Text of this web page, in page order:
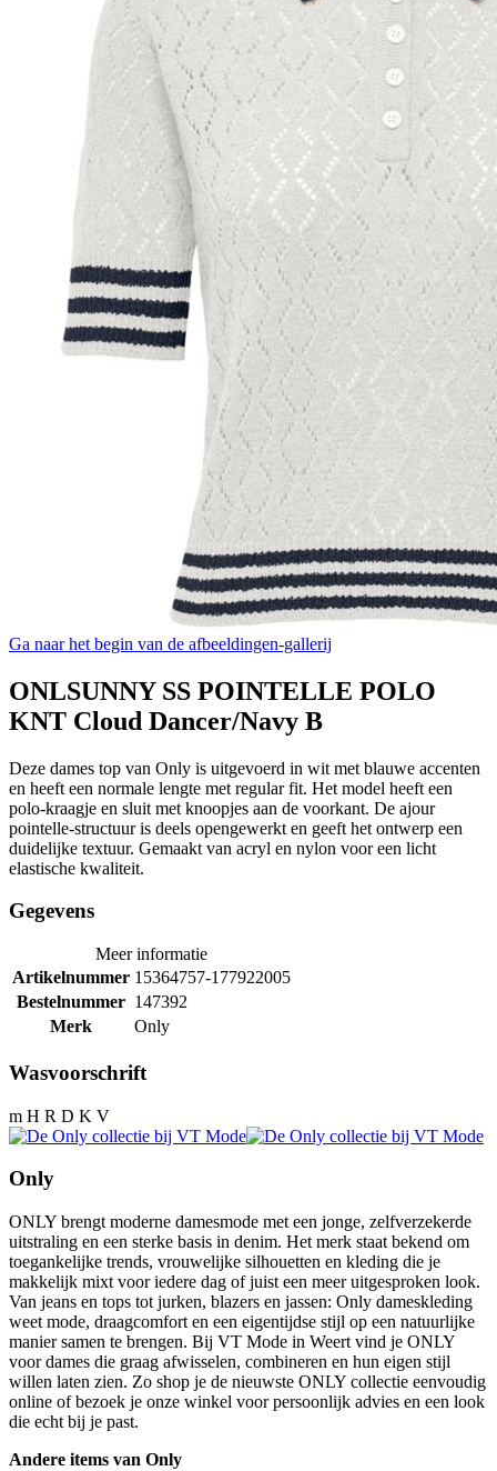
Ga naar het begin van de afbeeldingen-gallerij
ONLSUNNY SS POINTELLE POLO
KNT Cloud Dancer/Navy B
Deze dames top van Only is uitgevoerd in wit met blauwe accenten
en heeft een normale lengte met regular fit. Het model heeft een
polo-kraagje en sluit met knoopjes aan de voorkant. De ajour
pointelle-structuur is deels opengewerkt en geeft het ontwerp een
duidelijke textuur. Gemaakt van acryl en nylon voor een licht
elastische kwaliteit.
Gegevens
Meer informatie
Artikelnummer 15364757-177922005
Bestelnummer 147392
Merk
Only
Wasvoorschrift
m H R D K V
Only
ONLY brengt moderne damesmode met een jonge, zelfverzekerde
uitstraling en een sterke basis in denim. Het merk staat bekend om
toegankelijke trends, vrouwelijke silhouetten en kleding die je
makkelijk mixt voor iedere dag of juist een meer uitgesproken look.
Van jeans en tops tot jurken, blazers en jassen: Only dameskleding
weet mode, draagcomfort en een eigentijdse stijl op een natuurlijke
manier samen te brengen. Bij VT Mode in Weert vind je ONLY
voor dames die graag afwisselen, combineren en hun eigen stijl
willen laten zien. Zo shop je de nieuwste ONLY collectie eenvoudig
online of bezoek je onze winkel voor persoonlijk advies en een look
die echt bij je past.
Andere items van Only